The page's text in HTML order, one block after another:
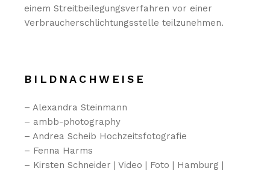
einem Streitbeilegungsverfahren vor einer
Verbraucherschlichtungsstelle teilzunehmen.
BILDNACHWEISE
– Alexandra Steinmann
– ambb-photography
– Andrea Scheib Hochzeitsfotografie
– Fenna Harms
– Kirsten Schneider | Video | Foto | Hamburg |